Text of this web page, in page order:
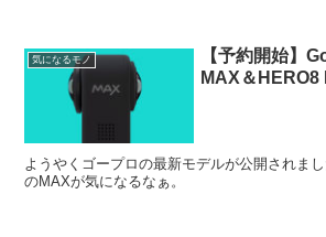
気になるモノ
【予約開始】
MAX＆
ようやくゴープロの最新モデルが公開されま
のMAXが気になるなぁ。